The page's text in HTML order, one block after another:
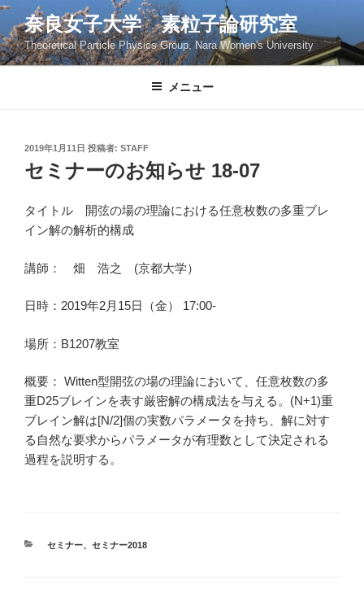
コ
ン
テ
ン
奈良女子大学 素粒子論研究室
Theoretical Particle Physics Group, Nara Women's University
メニュー
投
稿
日:
2019年1月11日 投稿者: STAFF
セミナーのお知らせ 18-07
タイトル 開弦の場の理論における任意枚数の多重ブレ
イン解の解析的構成
講師： 畑 浩之 (京都大学）
日時：2019年2月15日（金） 17:00-
場所：B1207教室
概要： Witten型開弦の場の理論において、任意枚数の多
重D25ブレインを表す厳密解の構成法を与える。(N+1)重
ブレイン解は[N/2]個の実数パラメータを持ち、解に対す
る自然な要求からパラメータが有理数として決定される
過程を説明する。
カ
セミナー、 セミナー2018